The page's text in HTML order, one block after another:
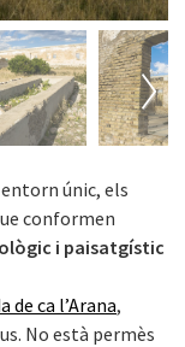
Next
únic, els
conformen
i paisatgístic
ca l’Arana,
No està permès